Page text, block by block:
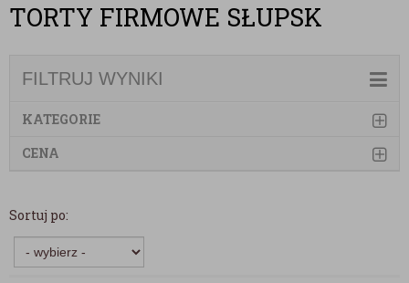
TORTY FIRMOWE SŁUPSK
FILTRUJ WYNIKI
KATEGORIE
CENA
Sortuj po: